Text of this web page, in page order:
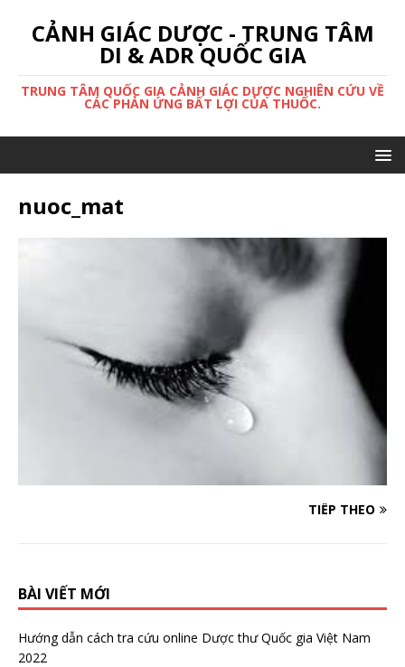
CẢNH GIÁC DƯỢC - TRUNG TÂM
DI & ADR QUỐC GIA
TRUNG TÂM QUỐC GIA CẢNH GIÁC DƯỢC NGHIÊN CỨU VỀ
CÁC PHẢN ỨNG BẤT LỢI CỦA THUỐC.
nuoc_mat
TIẾP THEO
BÀI VIẾT MỚI
Hướng dẫn cách tra cứu online Dược thư Quốc gia Việt Nam
2022